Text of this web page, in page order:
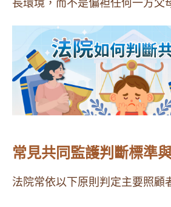
長環境，而不是偏袒任何一方父
常見共同監護判斷標準
法院常依以下原則判定主要照顧